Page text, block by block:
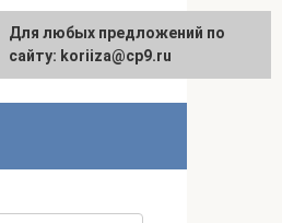
Для любых предложений по
сайту: koriiza@cp9.ru